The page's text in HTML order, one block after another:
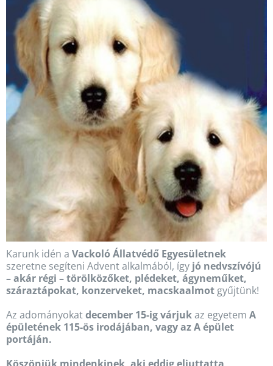
Karunk idén a Vackoló Állatvédő Egyesületnek
szeretne segíteni Advent alkalmából, így jó nedvszívójú
– akár régi – törölközőket, plédeket, ágyneműket,
száraztápokat, konzerveket, macskaalmot gyűjtünk!
Az adományokatdecember 15-ig várjukaz egyetem A
épületének 115-ös irodájában, vagy az A épület
portáján.